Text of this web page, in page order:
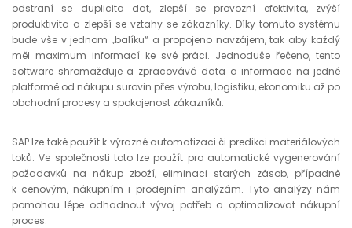
odstraní se duplicita dat, zlepší se provozní efektivita, zvýší
produktivita a zlepší se vztahy se zákazníky. Díky tomuto systému
bude vše v jednom „balíku“ a propojeno navzájem, tak aby každý
měl maximum informací ke své práci. Jednoduše řečeno, tento
software shromažďuje a zpracovává data a informace na jedné
platformě od nákupu surovin přes výrobu, logistiku, ekonomiku až po
obchodní procesy a spokojenost zákazníků.
SAP lze také použít k výrazné automatizaci či predikci materiálových
toků. Ve společnosti toto lze použít pro automatické vygenerování
požadavků na nákup zboží, eliminaci starých zásob, případně
k cenovým, nákupním i prodejním analýzám. Tyto analýzy nám
pomohou lépe odhadnout vývoj potřeb a optimalizovat nákupní
proces.